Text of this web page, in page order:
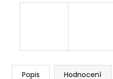
Popis Hodnocení